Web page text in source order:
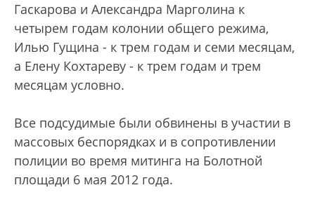
Гаскарова и Александра Марголина к
четырем годам колонии общего режима,
Илью Гущина - к трем годам и семи месяцам,
а Елену Кохтареву - к трем годам и трем
месяцам условно.
Все подсудимые были обвинены в участии в
массовых беспорядках и в сопротивлении
полиции во время митинга на Болотной
площади 6 мая 2012 года.